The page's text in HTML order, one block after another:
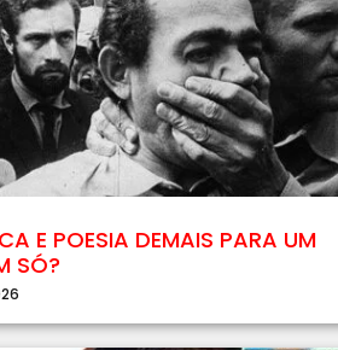
E POESIA DEMAIS PARA UM
SÓ?